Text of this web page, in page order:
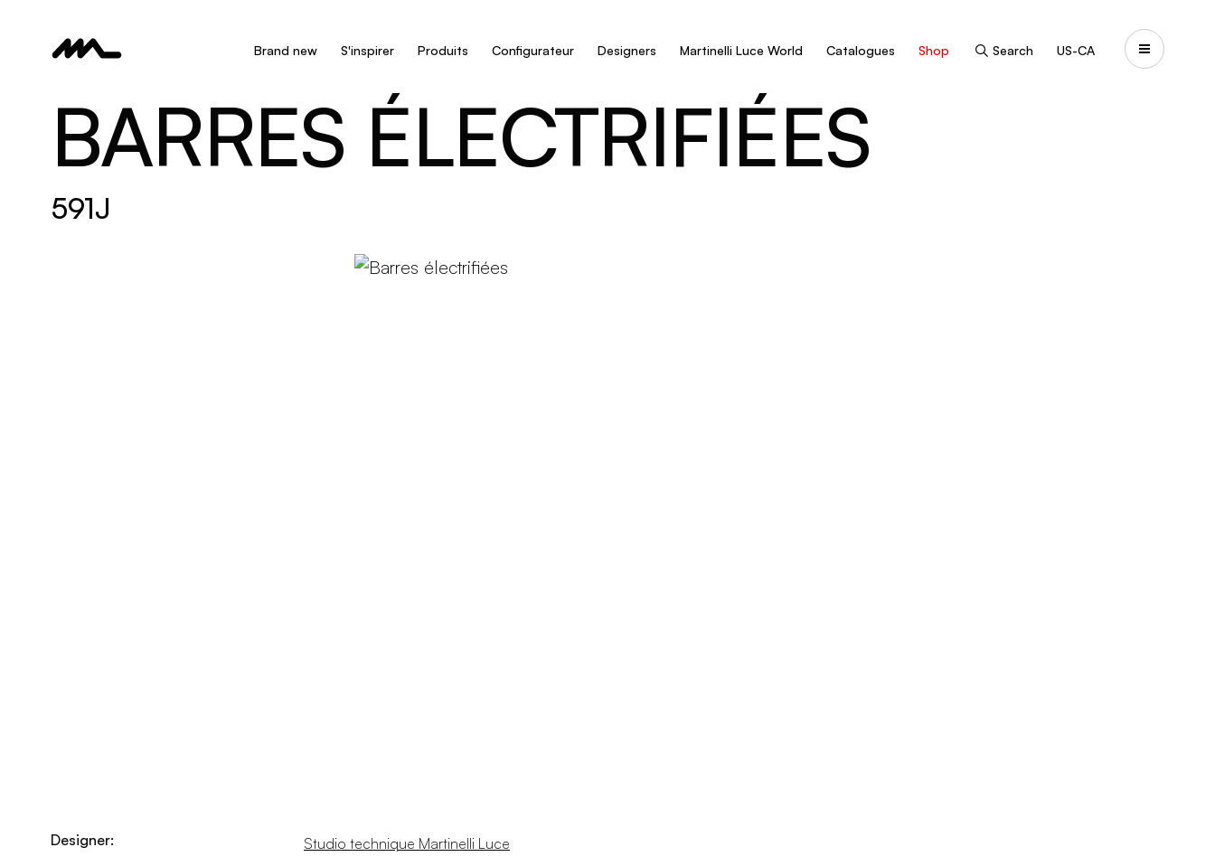
Brand new S'inspirer Produits Configurateur Designers Martinelli Luce World Catalogues Shop Search US-CA
BARRES ÉLECTRIFIÉES
591J
Designer: Studio technique Martinelli Luce